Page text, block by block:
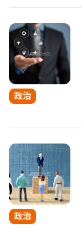
政治
政治